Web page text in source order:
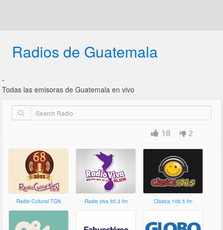
Radios de Guatemala
-
Todas las emisoras de Guatemala en vivo
18 2
Radio Cultural TGN Radio viva 95.3 fm Clásica 106.5 fm